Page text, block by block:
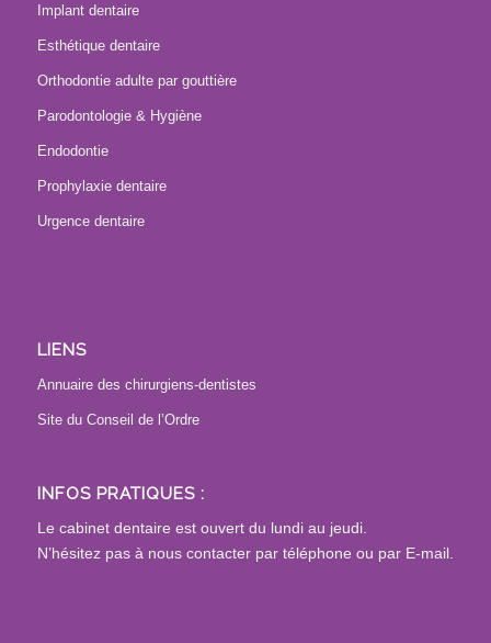
Implant dentaire
Esthétique dentaire
Orthodontie adulte par gouttière
Parodontologie & Hygiène
Endodontie
Prophylaxie dentaire
Urgence dentaire
LIENS
Annuaire des chirurgiens-dentistes
Site du Conseil de l’Ordre
INFOS PRATIQUES :
Le cabinet dentaire est ouvert du lundi au jeudi.
N’hésitez pas à nous contacter par téléphone ou par E-mail.